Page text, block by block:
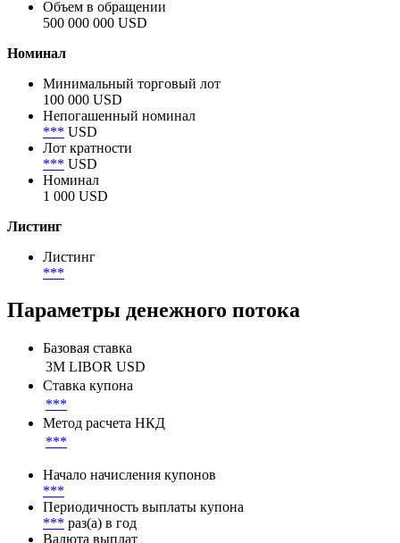
Объем в обращении
500 000 000 USD
Номинал
Минимальный торговый лот
100 000 USD
Непогашенный номинал
*** USD
Лот кратности
*** USD
Номинал
1 000 USD
Листинг
Листинг
***
Параметры денежного потока
Базовая ставка
3M LIBOR USD
Ставка купона
***
Метод расчета НКД
***
Начало начисления купонов
***
Периодичность выплаты купона
*** раз(а) в год
Валюта выплат